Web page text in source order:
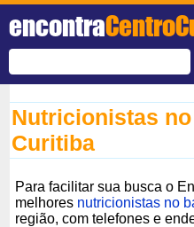
encontra
Nutricionistas
Curitiba
Para facilitar sua busca o
melhores nutricionistas no
região, com telefones e